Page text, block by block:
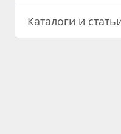
Каталоги и